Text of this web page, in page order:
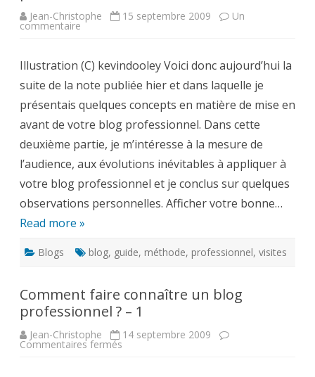
Jean-Christophe 15 septembre 2009 Un
commentaire sur
un
blog
professionnel
?
–
2
Illustration (C) kevindooley Voici donc aujourd’hui la
suite de la note publiée hier et dans laquelle je
présentais quelques concepts en matière de mise en
avant de votre blog professionnel. Dans cette
deuxième partie, je m’intéresse à la mesure de
l’audience, aux évolutions inévitables à appliquer à
votre blog professionnel et je conclus sur quelques
observations personnelles. Afficher votre bonne…
Read more »
Blogs blog, guide, méthode, professionnel, visites
Comment faire connaître un blog
professionnel ? – 1
Jean-Christophe 14 septembre 2009
Commentaires fermés